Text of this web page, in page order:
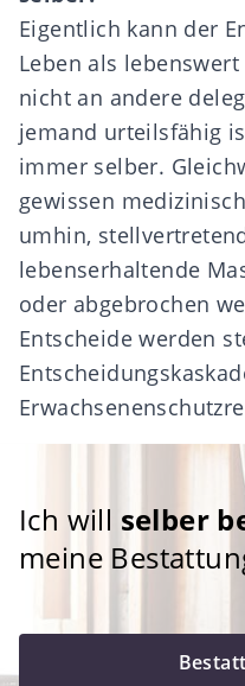
Eigentlich kann der
Leben als
nicht an andere
jemand urteilsfähig
immer selber.
gewissen
umhin,
lebenserhaltende
oder abgebrochen
Entscheide werden
Ich will selber
meine